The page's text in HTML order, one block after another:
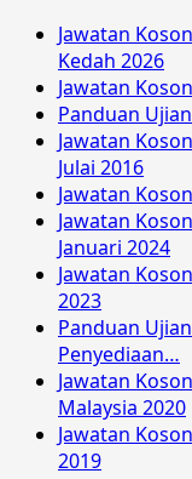
Jawatan
Kedah 2026
Jawatan
Panduan
Jawatan
Julai 2016
Jawatan
Jawatan
Januari 2024
Jawatan
2023
Panduan
Penyediaan…
Jawatan
Malaysia 2020
Jawatan
2019